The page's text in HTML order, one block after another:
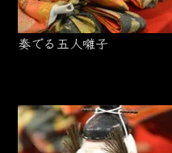
奏でる五人囃子